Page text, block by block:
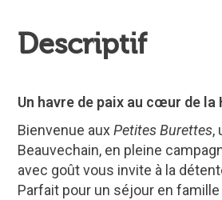
Descriptif
Un havre de paix au cœur de la
Bienvenue auxPetites Burettes,
Beauvechain, en pleine
avec goût vous invite à la
Parfait pour un séjour en